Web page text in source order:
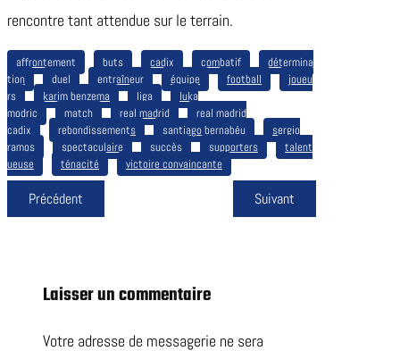
rencontre tant attendue sur le terrain.
affrontement buts cadix combatif
détermina
tion
duel entraîneur équipe football
joueu
rs
karim benzema liga
luka
modric
match real madrid
real madrid
cadix
rebondissements santiago bernabéu
sergio
ramos
spectaculaire succès supporters
talent
ueuse
ténacité victoire convaincante
Précédent Suivant
Laisser un commentaire
Votre adresse de messagerie ne sera